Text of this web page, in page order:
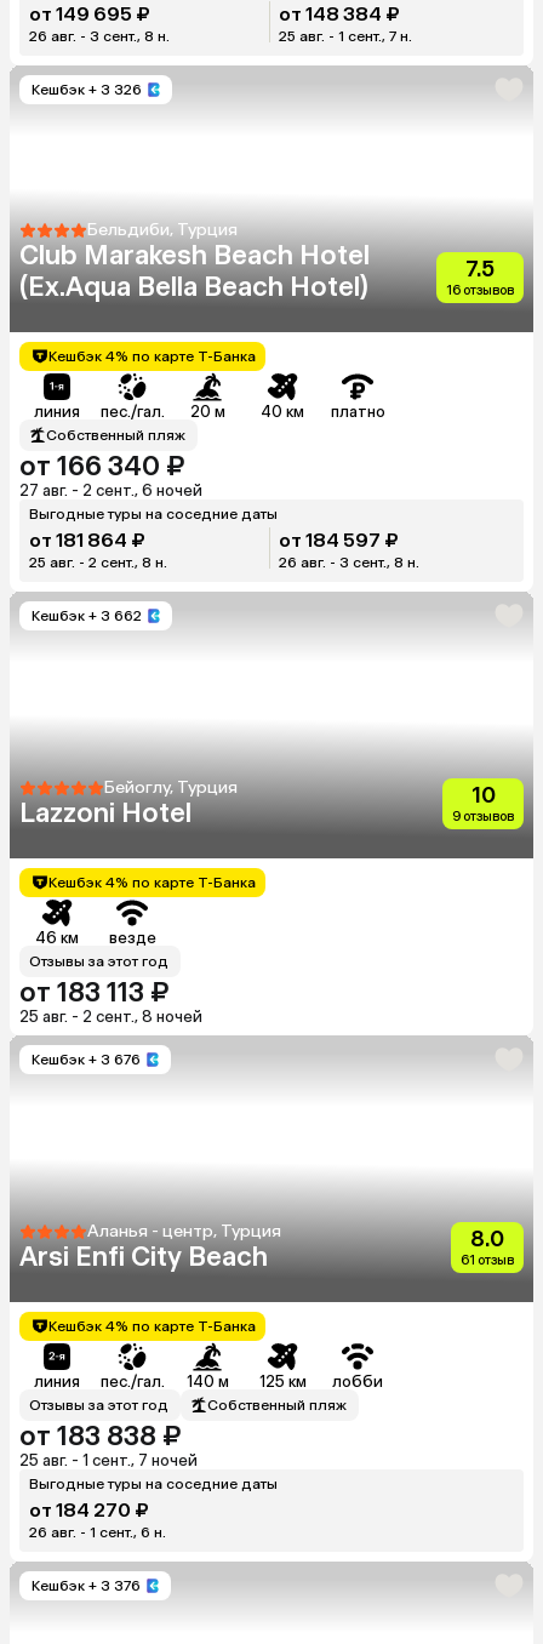
от 149 695 ₽
26 авг. - 3 сент., 8 н.
от 148 384 ₽
25 авг. - 1 сент., 7 н.
Кешбэк + 3 326
Бельдиби, Турция
Club Marakesh Beach Hotel
(Ex.Aqua Bella Beach Hotel)
7.5
16 отзывов
Кешбэк 4% по карте Т-Банка
линия пес./гал. 20 м 40 км платно
Собственный пляж
от 166 340 ₽
27 авг. - 2 сент., 6 ночей
Выгодные туры на соседние даты
от 181 864 ₽
25 авг. - 2 сент., 8 н.
от 184 597 ₽
26 авг. - 3 сент., 8 н.
Кешбэк + 3 662
Бейоглу, Турция
Lazzoni Hotel
10
9 отзывов
Кешбэк 4% по карте Т-Банка
46 км везде
Отзывы за этот год
от 183 113 ₽
25 авг. - 2 сент., 8 ночей
Кешбэк + 3 676
Аланья - центр, Турция
Arsi Enfi City Beach
8.0
61 отзыв
Кешбэк 4% по карте Т-Банка
линия пес./гал. 140 м 125 км лобби
Отзывы за этот год Собственный пляж
от 183 838 ₽
25 авг. - 1 сент., 7 ночей
Выгодные туры на соседние даты
от 184 270 ₽
26 авг. - 1 сент., 6 н.
Кешбэк + 3 376